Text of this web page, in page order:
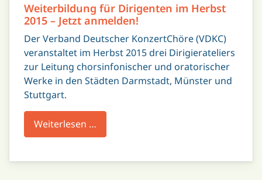
Weiterbildung für Dirigenten im Herbst
2015 – Jetzt anmelden!
Der Verband Deutscher KonzertChöre (VDKC)
veranstaltet im Herbst 2015 drei Dirigierateliers
zur Leitung chorsinfonischer und oratorischer
Werke in den Städten Darmstadt, Münster und
Stuttgart.
Weiterlesen …